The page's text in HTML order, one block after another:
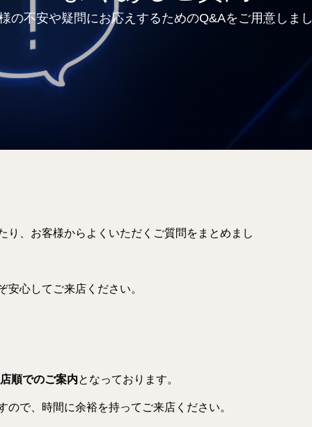
の不安や疑問にお応えするためのQ&Aをご用意しま
り、お客様からよくいただくご質問をまとめまし
心してご来店ください。
順でのご案内となっております。
で、時間に余裕を持ってご来店ください。